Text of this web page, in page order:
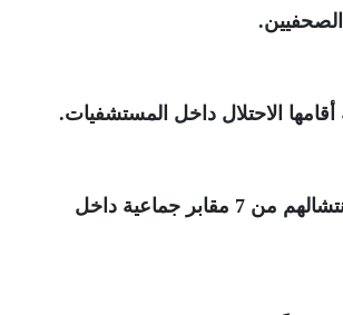
.
أقامها الاحتلال داخل المستشفيات.
شهيداً تم انتشالهم من 7 مقابر جماعية داخل